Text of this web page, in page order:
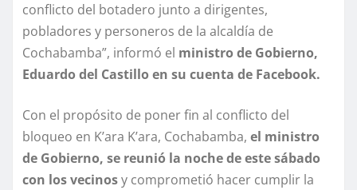
conflicto del botadero junto a dirigentes,
pobladores y personeros de la alcaldía de
Cochabamba”, informó el ministro de Gobierno,
Eduardo del Castillo en su cuenta de Facebook.
Con el propósito de poner fin al conflicto del
bloqueo en K’ara K’ara, Cochabamba, el ministro
de Gobierno, se reunió la noche de este sábado
con los vecinosy comprometió hacer cumplir la